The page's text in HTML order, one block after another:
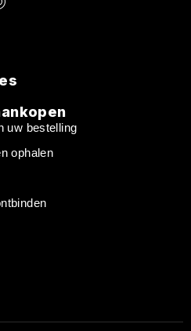
uw bestelling
ophalen